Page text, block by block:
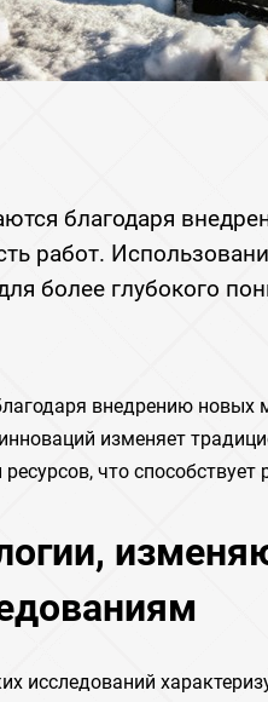
благодаря
работ.
более глубокого
внедрению новых
изменяет
что способствует
исследований